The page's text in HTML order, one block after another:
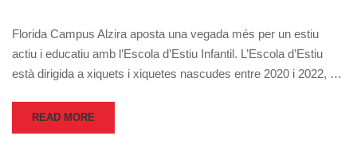
Florida Campus Alzira aposta una vegada més per un estiu
actiu i educatiu amb l’Escola d’Estiu Infantil. L’Escola d’Estiu
està dirigida a xiquets i xiquetes nascudes entre 2020 i 2022, …
READ MORE